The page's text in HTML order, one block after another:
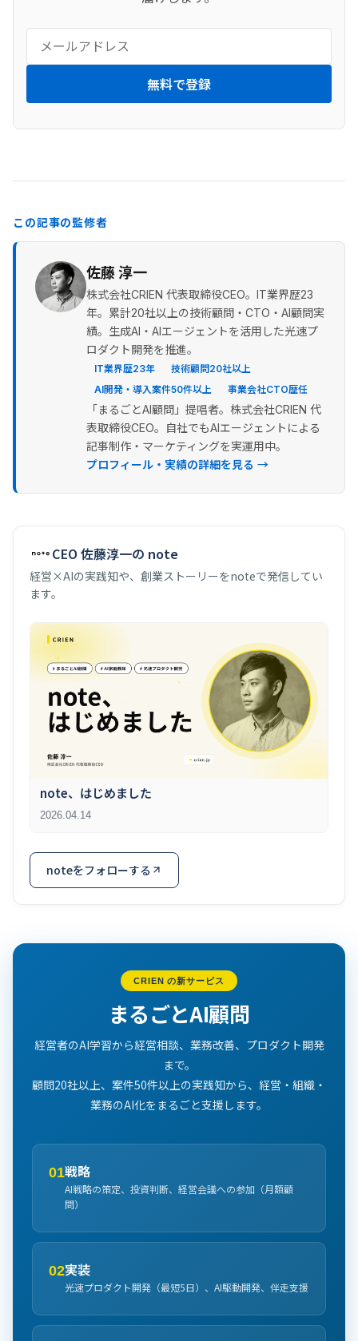
無料で登録
この記事の監修者
佐藤 淳一
株式会社CRIEN 代表取締役CEO。IT業界歴23
年。累計20社以上の技術顧問・CTO・AI顧問実
績。生成AI・AIエージェントを活用した光速プ
ロダクト開発を推進。
IT業界歴23年
技術顧問20社以上
AI開発・導入案件50件以上
事業会社CTO歴任
「まるごとAI顧問」提唱者。株式会社CRIEN 代
表取締役CEO。自社でもAIエージェントによる
記事制作・マーケティングを実運用中。
プロフィール・実績の詳細を見る →
CEO 佐藤淳一の note
経営×AIの実践知や、創業ストーリーをnoteで発信してい
ます。
note、はじめました
2026.04.14
noteをフォローする
CRIEN の新サービス
まるごとAI顧問
経営者のAI学習から経営相談、業務改善、プロダクト開発
まで。
顧問20社以上、案件50件以上の実践知から、経営・組織・
業務のAI化をまるごと支援します。
01戦略
AI戦略の策定、投資判断、経営会議への参加（月額顧
問）
02実装
光速プロダクト開発（最短5日）、AI駆動開発、伴走支援